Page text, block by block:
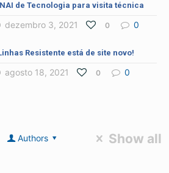
de Tecnologia para visita técnica
dezembro 3, 2021 0
0
Resistente está de site novo!
agosto 18, 2021 0
0
Authors Show all